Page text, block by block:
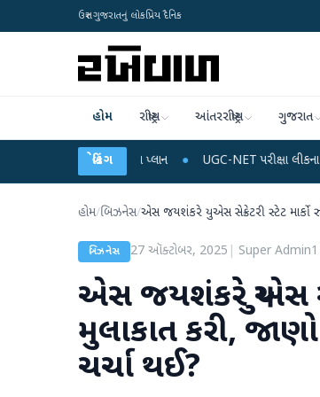
ઉત્તર ગુજરાતનું લોકપ્રિય દૈનિક
હોમ રાષ્ટ્રીય આંતરરાષ્ટ્રીય ગુજરાત
બ્રેકિંગ
અને ડેટા પ્લાન ● UGC-NET પરીક્ષા લીકના આરોપો પર
હોમ/બિઝનેસ/એસ જયશંકરે યુએસ સેક્રેટરી સ્ટેટ માર્કો
બિઝનેસ 27 ઑક્ટોબર, 2025 Super Admin1
એસ જયશંકરે યુએસ
મુલાકાત કરી,
ચર્ચા થઈ?